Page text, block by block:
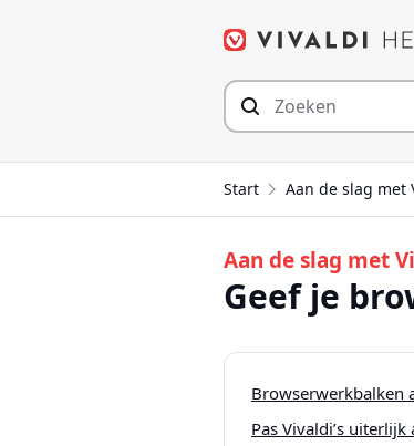
Start Aan de slag met
Aan de slag met
Geef je
Browserwerkbalken
Pas Vivaldi’s uiterlijk